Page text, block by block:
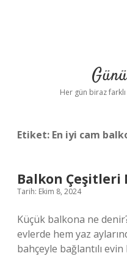
Her gün biraz
Etiket: En iyi cam
Balkon Çeşitleri
Tarih: Ekim 8, 2024
Küçük balkona ne
evlerde hem yaz
bahçeyle bağlantılı